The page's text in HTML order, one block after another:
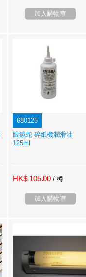
加入購物車
680125
眼鏡蛇 碎紙機潤滑油
125ml
HK$ 105.00 / 樽
加入購物車